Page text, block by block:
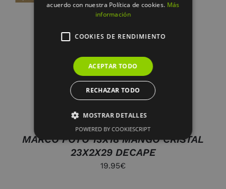
DETALLES
MARCO FOTO 13X18 MANGO CRISTAL
23X2X29 DECAPE
19.95€
acuerdo con nuestra Política de cookies. Más
información
COOKIES DE RENDIMIENTO
ACEPTAR TODO
RECHAZAR TODO
MOSTRAR DETALLES
POWERED BY COOKIESCRIPT